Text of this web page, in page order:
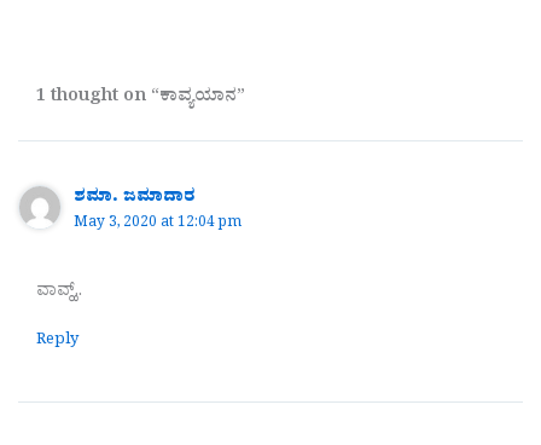
1 thought on “ಕಾವ್ಯಯಾನ”
ಶಮಾ. ಜಮಾದಾರ
May 3, 2020 at 12:04 pm
ವಾವ್ಹ್..
Reply